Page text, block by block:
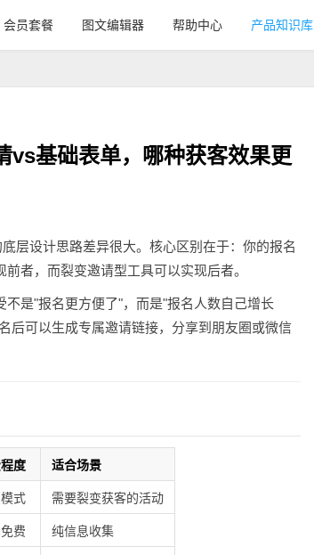
会员套餐 图文编辑器 帮助中心 产品知识库
基础表单，哪种获客效果更
层设计思路差异很大。核心区别在于：你的报名
者，而裂变邀请型工具可以实现后者。
是"报名更方便了"，而是"报名人数自己增长
可以生成专属邀请链接，分享到朋友圈或微信
度 适合场景
式 需要裂变获客的活动
费 纯信息收集